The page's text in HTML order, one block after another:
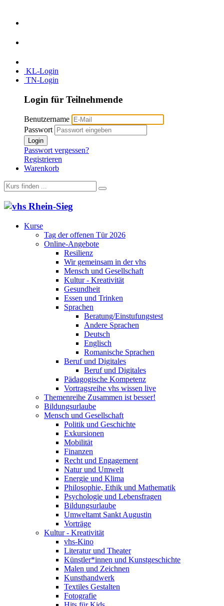
KL-Login
TN-Login
Login für Teilnehmende
Benutzername
Passwort
Login
Passwort vergessen?
Registrieren
Warenkorb
Kurse
Tag der offenen Tür 2026
Online-Angebote
Resilienz
Wir gemeinsam in der vhs
Mensch und Gesellschaft
Kultur - Kreativität
Gesundheit
Essen und Trinken
Sprachen
Beratung/Einstufungstest
Andere Sprachen
Deutsch
Englisch
Romanische Sprachen
Beruf und Digitales
Beruf und Digitales
Pädagogische Kompetenz
Vortragsreihe vhs wissen live
Themenreihe Zusammen ist besser!
Bildungsurlaube
Mensch und Gesellschaft
Politik und Geschichte
Exkursionen
Mobilität
Finanzen
Recht und Engagement
Natur und Umwelt
Energie und Klima
Philosophie, Ethik und Mathematik
Psychologie und Lebensfragen
Bildungsurlaube
Umweltamt Sankt Augustin
Vorträge
Kultur - Kreativität
vhs-Kino
Literatur und Theater
Künstler*innen und Kunstgeschichte
Malen und Zeichnen
Kunsthandwerk
Textiles Gestalten
Fotografie